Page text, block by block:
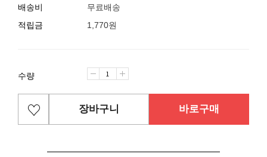
배송비
무료배송
적립금
1,770원
수량
장바구니 바로구매